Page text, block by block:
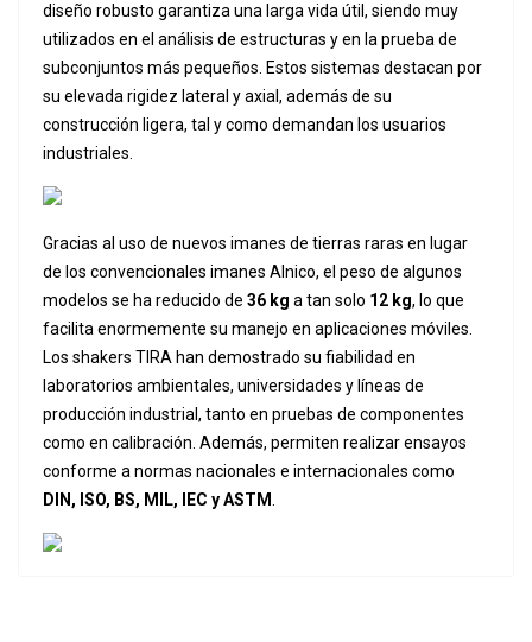
diseño robusto garantiza una larga vida útil, siendo muy
utilizados en el análisis de estructuras y en la prueba de
subconjuntos más pequeños. Estos sistemas destacan por
su elevada rigidez lateral y axial, además de su
construcción ligera, tal y como demandan los usuarios
industriales.
Gracias al uso de nuevos imanes de tierras raras en lugar
de los convencionales imanes Alnico, el peso de algunos
modelos se ha reducido de 36 kg a tan solo 12 kg, lo que
facilita enormemente su manejo en aplicaciones móviles.
Los shakers TIRA han demostrado su fiabilidad en
laboratorios ambientales, universidades y líneas de
producción industrial, tanto en pruebas de componentes
como en calibración. Además, permiten realizar ensayos
conforme a normas nacionales e internacionales como
DIN, ISO, BS, MIL, IEC y ASTM